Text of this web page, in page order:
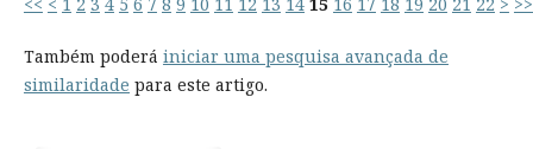
Também poderá iniciar uma pesquisa avançada de
similaridade para este artigo.